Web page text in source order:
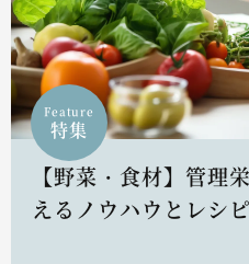
Feature
特集
【野菜・食材】管理
えるノウハウとレシピ